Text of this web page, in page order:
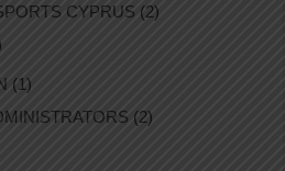
CYPRUS (2)
(1)
(2)